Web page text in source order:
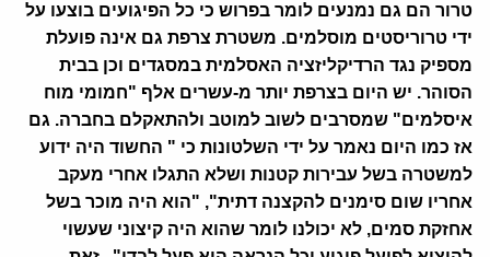
טרור הם גם נמנעים לומר בפרוש כי כל הפיגועים בוצעו על
ידי טרוריסטים מוסלמים. משטרת צרפת גם אינה פועלת
מספיק נגד הרדיקליזציה האסלמית במסגדים וכן בבית
הסוהר. יש היום בצרפת יותר מ-עשרים אלף "חמומי מוח
איסלמים" שמסרבים לשוב למוטב ולהתאקלם בחברה. גם
אז כמו היום נאמר על ידי השלטונות כי " החשוד היה ידוע
למשטרה בשל עבירות קטנות ושלא התגלו אחרי מעקב
אחריו שום סימנים להקצנה דתית", "הוא היה מוכר בשל
אחזקת סמים, לא יכולנו לומר שהוא היה קיצוני שעשוי